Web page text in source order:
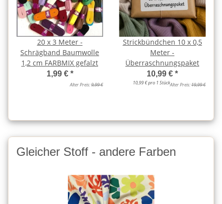
20 x 3 Meter -
Schrägband Baumwolle
1,2 cm FARBMIX gefalzt
1,99 € *
Alter Preis:9,99 €
Strickbündchen 10 x 0,5
Meter -
Überraschnungspaket
10,99 € *
10,99 € pro 1 StückAlter Preis:19,99 €
Gleicher Stoff - andere Farben